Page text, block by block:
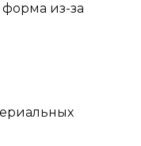
из-за